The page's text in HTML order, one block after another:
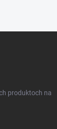
produktoch na